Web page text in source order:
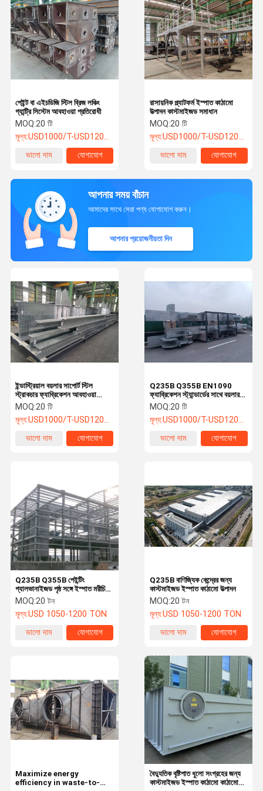
আমাদের সম্পর্কে কারখানা ভ্রমণ
পেইন্ট বা এইচডিজি স্টিল ব্রিজ লঞ্চিং
গ্যান্ট্রি সিস্টেম আবহাওয়া প্রতিরোধী
MOQ:20 টি
মূল্য:USD1000/T-USD1200/T
ভালো দাম
যোগাযোগ
রাসায়নিক প্ল্যাটফর্ম ইস্পাত কাঠামো
উত্পাদন কাস্টমাইজড সমাধান
MOQ:20 টি
মূল্য:USD1000/T-USD1200/T
ভালো দাম
যোগাযোগ
আপনার সময় বাঁচান
আমাদের সাথে সেরা পণ্য যোগাযোগ করুন।
আপনার প্রয়োজনীয়তা দিন
Q235B Q355B EN1090
ফ্যাব্রিকেশন স্ট্যান্ডার্ডের সাথে বয়লার
স্টিল সমর্থন কাঠামো
MOQ:20 টি
মূল্য:USD1000/T-USD1200/T
ভালো দাম
যোগাযোগ
ইন্ডাস্ট্রিয়াল বয়লার সাপোর্ট স্টিল
স্ট্রাকচার ফ্যাব্রিকেশন আবহাওয়া
প্রতিরোধী
MOQ:20 টি
মূল্য:USD1000/T-USD1200/T
ভালো দাম
যোগাযোগ
Q235B বাণিজ্যিক কেন্দ্রের জন্য
কাস্টমাইজড ইস্পাত কাঠামো উত্পাদন
MOQ:20 টন
মূল্য:USD 1050-1200 TON
ভালো দাম
যোগাযোগ
Q235B Q355B পেইন্টিং
গ্যালভানাইজড পৃষ্ঠ সঙ্গে ইস্পাত মরীচি
ফ্যাব্রিকেশন
MOQ:20 টন
মূল্য:USD 1050-1200 TON
ভালো দাম
যোগাযোগ
বৈদ্যুতিক বৃষ্টিপাত ধুলো সংগ্রহের জন্য
কাস্টমাইজড ইস্পাত কাঠামো কাঠামো
Maximize energy
efficiency in waste-to-